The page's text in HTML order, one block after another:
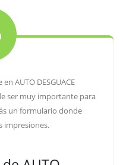
AUTO DESGUACE
ser muy importante para
un formulario donde
impresiones.